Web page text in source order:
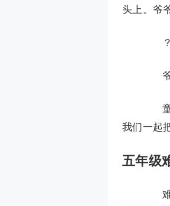
头上。爷
？”
爷
童
我们一起
五年级
难